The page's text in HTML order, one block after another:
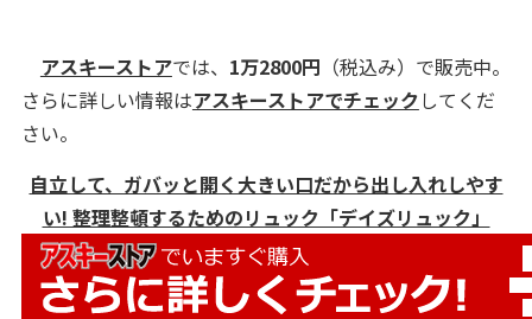
アスキーストアでは、 1万2800円 （税込み）で販売中。
さらに詳しい情報はアスキーストアでチェックしてくだ
さい。
自立して、ガバッと開く大きい口だから出し入れしやす
い! 整理整頓するためのリュック「デイズリュック」